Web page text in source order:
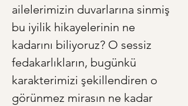
ailelerimizin duvarlarına sinmiş
bu iyilik hikayelerinin ne
kadarını biliyoruz? O sessiz
fedakarlıkların, bugünkü
karakterimizi şekillendiren o
görünmez mirasın ne kadar